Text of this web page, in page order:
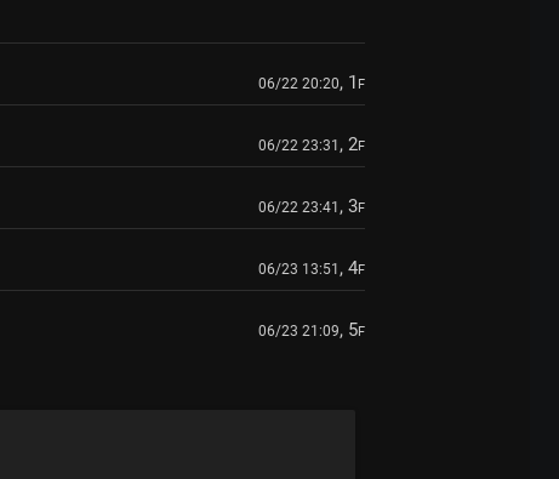
06/22 20:20, 1 F
06/22 23:31 , 2F
06/22 23:41 , 3F
06/23 13:51 , 4F
06/23 21:09, 5F